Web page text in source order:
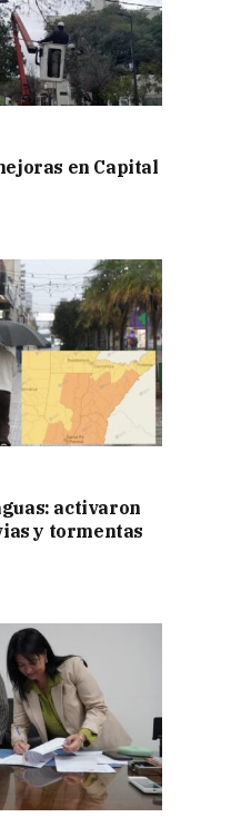
en Capital
activaron
y tormentas